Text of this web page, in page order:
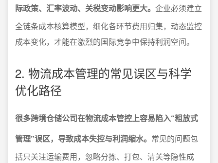
际政策、汇率波动、关税变动影响更大。 企业必须建立
全链条成本核算模型，细化各环节费用归集，动态监控
成本变化，才能在激烈的国际竞争中保持利润空间。
2. 物流成本管理的常见误区与科学
优化路径
很多跨境仓储公司在物流成本管控上容易陷入“粗放式
管理”误区，导致成本失控与利润缩水。 常见的问题包
括只关注运输费用，忽略分拣、打包、清关等隐性成